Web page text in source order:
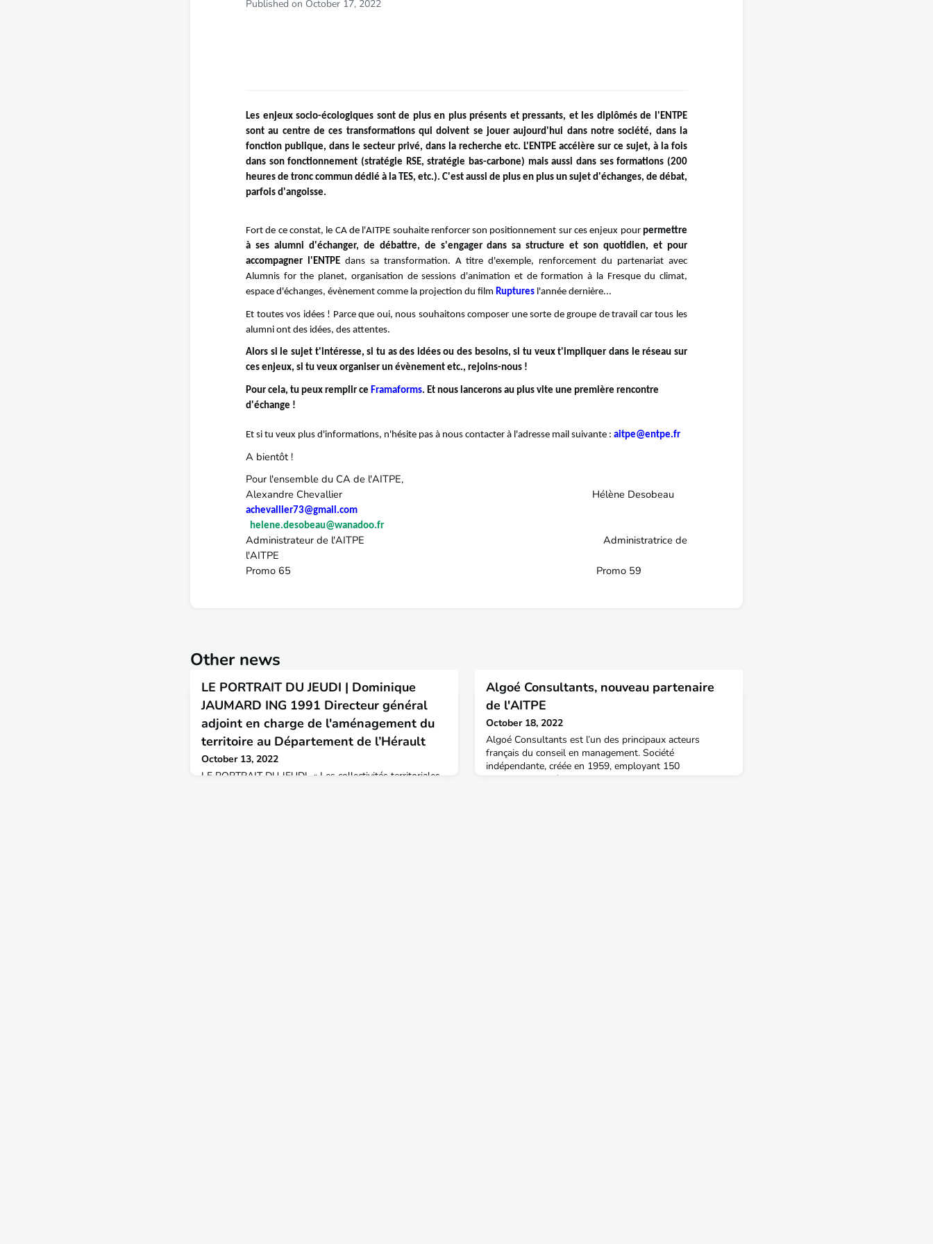
Published on October 17, 2022
Les enjeux socio-écologiques sont de plus en plus présents et pressants, et les diplômés de l'ENTPE
sont au centre de ces transformations qui doivent se jouer aujourd'hui dans notre société, dans la
fonction publique, dans le secteur privé, dans la recherche etc. L'ENTPE accélère sur ce sujet, à la fois
dans son fonctionnement (stratégie RSE, stratégie bas-carbone) mais aussi dans ses formations (200
heures de tronc commun dédié à la TES, etc.). C'est aussi de plus en plus un sujet d'échanges, de débat,
parfois d'angoisse.
Fort de ce constat, le CA de l'AITPE souhaite renforcer son positionnement sur ces enjeux pour permettre
à ses alumni d'échanger, de débattre, de s'engager dans sa structure et son quotidien, et pour
accompagner l'ENTPEdans sa transformation. A titre d'exemple, renforcement du partenariat avec
Alumnis for the planet, organisation de sessions d'animation et de formation à la Fresque du climat,
espace d'échanges, évènement comme la projection du film Ruptures l'année dernière...
Et toutes vos idées ! Parce que oui, nous souhaitons composer une sorte de groupe de travail car tous les
alumni ont des idées, des attentes.
Alors si le sujet t'intéresse, si tu as des idées ou des besoins, si tu veux t'impliquer dans le réseau sur
ces enjeux, si tu veux organiser un évènement etc., rejoins-nous !
Pour cela, tu peux remplir ce Framaforms. Et nous lancerons au plus vite une première rencontre
d'échange !
Et si tu veux plus d'informations, n'hésite pas à nous contacter à l'adresse mail suivante : aitpe@entpe.fr
A bientôt !
Pour l'ensemble du CA de l'AITPE,
Alexandre Chevallier Hélène Desobeau
achevallier73@gmail.com
helene.desobeau@wanadoo.fr
Administrateur de l'AITPE Administratrice de
l'AITPE
Promo 65 Promo 59
Other news
LE PORTRAIT DU JEUDI | Dominique
JAUMARD ING 1991 Directeur général
adjoint en charge de l'aménagement du
territoire au Département de l’Hérault
October 13, 2022
LE PORTRAIT DU JEUDI « Les collectivités territoriales,
Algoé Consultants, nouveau partenaire
de l'AITPE
October 18, 2022
Algoé Consultants est l’un des principaux acteurs
français du conseil en management. Société
indépendante, créée en 1959, employant 150
consultants et réalisant 700 missions de conseil par an,